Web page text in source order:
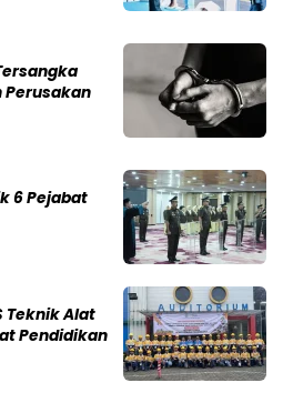
Perusakan
6 Pejabat
Teknik Alat
Pendidikan